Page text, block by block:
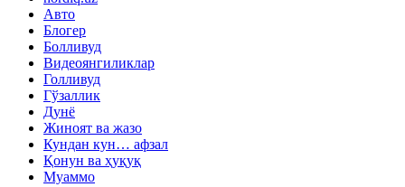
Авто
Блогер
Болливуд
Видеоянгиликлар
Голливуд
Гўзаллик
Дунё
Жиноят ва жазо
Кундан кун… афзал
Қонун ва ҳуқуқ
Муаммо